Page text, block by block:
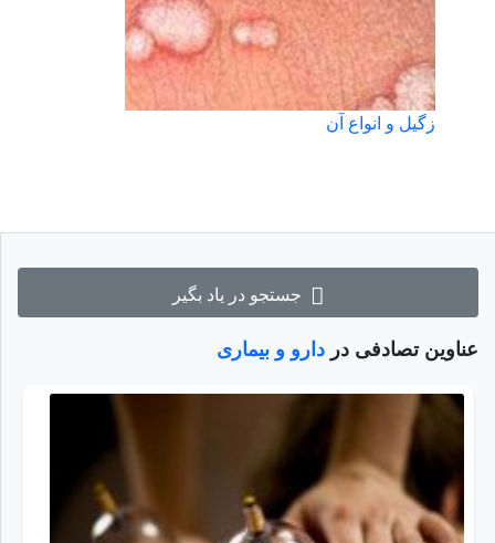
جستجو در یاد بگیر
عناوین تصادفی در دارو و بیماری
زگیل و انواع آن